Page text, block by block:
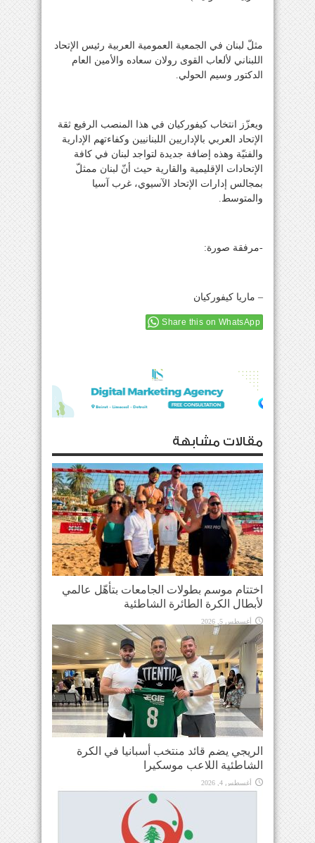
مثلّ لبنان في الجمعية العمومية العربية رئيس الإتحاد
اللبناني لألعاب القوى رولان سعاده والأمين العام
الدكتور وسيم الحولي.
ويعزّز انتخاب كيفوركيان في هذا المنصب الرفيع ثقة
الإتحاد العربي بالإداريين اللبنانيين وكفاءتهم الإدارية
والفنيّة وهذه إضافة جديدة لتواجد لبنان في كافة
الإتحادات الإقليمية والقارية حيث أنّ لبنان ممثلّ
بمجالس إدارات الإتحاد الآسيوي، غرب آسيا
والمتوسط.
-مرفقة صورة:
– ماريا كيفوركيان
Share this on WhatsApp
مقالات مشابهة
اختتام موسم بطولات الجامعات بتأهّل عالمي
لأبطال الكرة الطائرة الشاطئية
أغسطس 5, 2026
الريجي يضم قائد منتخب أسبانيا في الكرة
الشاطئية اللاعب موسكيرا
أغسطس 4, 2026